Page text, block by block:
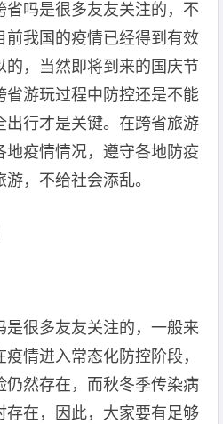
省吗是很多友友关注的，不
前我国的疫情已经得到有效
的，当然即将到来的国庆节
省游玩过程中防控还是不能
出行才是关键。在跨省旅游
地疫情情况，遵守各地防疫
，不给社会添乱。
是很多友友关注的，一般来
情进入常态化防控阶段，
仍然存在，而秋冬季传染病
存在，因此，大家要有足够